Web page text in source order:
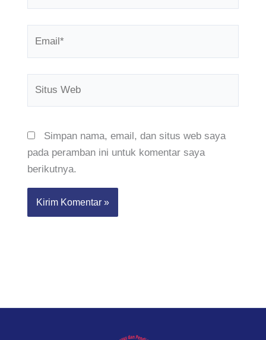
Simpan nama, email, dan situs web saya
pada peramban ini untuk komentar saya
berikutnya.